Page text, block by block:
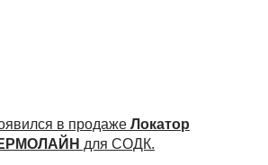
в продаже Локатор
для СОДК.